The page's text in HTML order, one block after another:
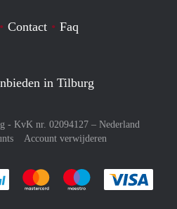
Contact
Faq
in Tilburg
- KvK nr. 02094127 – Nederland
Account verwijderen
Je rekent gemakkelijk af met Paypal
Je rekent gemakkelijk af met
Je rekent